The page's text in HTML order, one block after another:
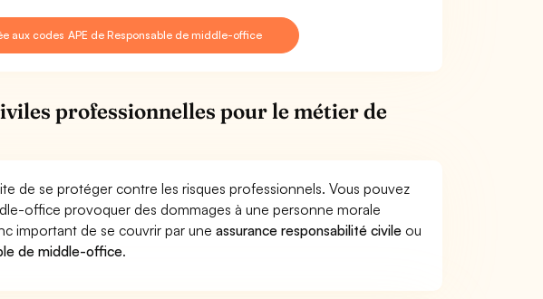
aux codes APE de Responsable de middle-office
professionnelles pour le métier de
de se protéger contre les risques professionnels. Vous pouvez
office provoquer des dommages à une personne morale
important de se couvrir par uneassurance responsabilité civile ou
de middle-office.